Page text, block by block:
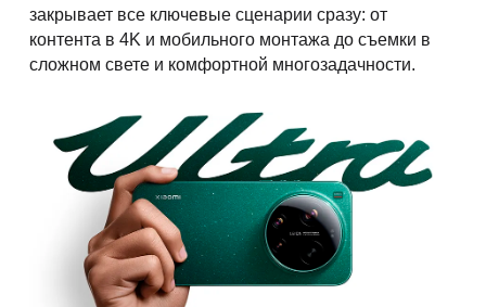
закрывает все ключевые сценарии сразу: от
контента в 4K и мобильного монтажа до съемки в
сложном свете и комфортной многозадачности.